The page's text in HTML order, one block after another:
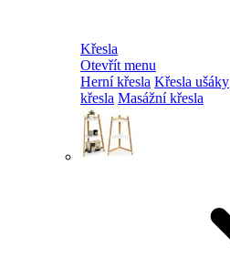
Křesla
Otevřít menu
Herní křesla Křesla ušáky
křesla Masážní křesla